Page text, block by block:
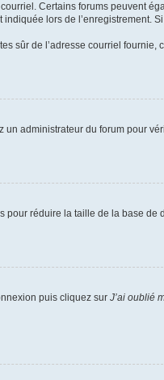
Certains forums peuvent
lors de l’enregistrement.
sûr de l’adresse courriel fournie,
un administrateur du forum pour
pour réduire la taille de la base de
puis cliquez sur J’ai oublié